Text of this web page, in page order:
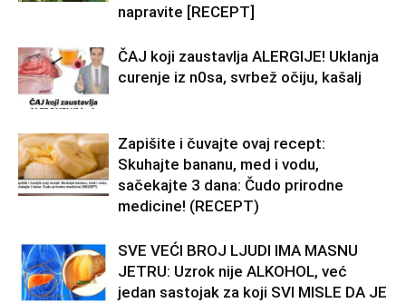
napravite [RECEPT]
ČAJ koji zaustavlja ALERGIJE! Uklanja
curenje iz n0sa, svrbež očiju, kašalj
Zapišite i čuvajte ovaj recept:
Skuhajte bananu, med i vodu,
sačekajte 3 dana: Čudo prirodne
medicine! (RECEPT)
SVE VEĆI BROJ LJUDI IMA MASNU
JETRU: Uzrok nije ALKOHOL, već
jedan sastojak za koji SVI MISLE DA JE